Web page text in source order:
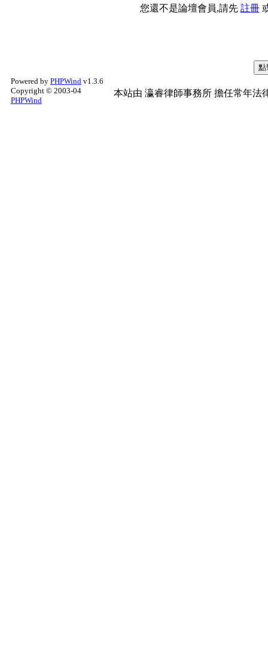
您還不是論壇會員,請先 註冊
Powered by PHPWind v1.3.6
Copyright © 2003-04
PHPWind
本站由 瀛睿律師事務所 擔任常年法